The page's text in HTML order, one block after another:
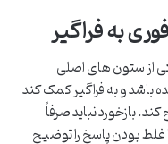
از ستون های اصلی
باشد و به فراگیر کمک کند
بازخورد نباید صرفاً
غلط بودن پاسخ را توضیح